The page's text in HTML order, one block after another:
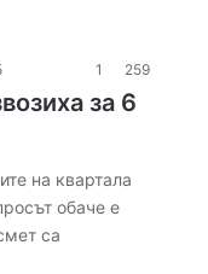
1 259
за 6
на квартала
обаче е
са